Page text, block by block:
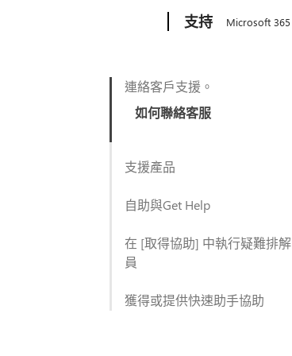
支持 Microsoft 365
連絡客戶支援。
如何聯絡客服
支援產品
自助與Get Help
在 [取得協助] 中執行疑難排解
員
獲得或提供快速助手協助